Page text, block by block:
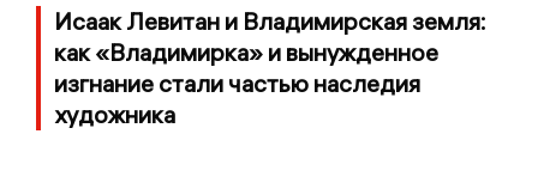
Исаак Левитан и Владимирская земля:
как «Владимирка» и вынужденное
изгнание стали частью наследия
художника